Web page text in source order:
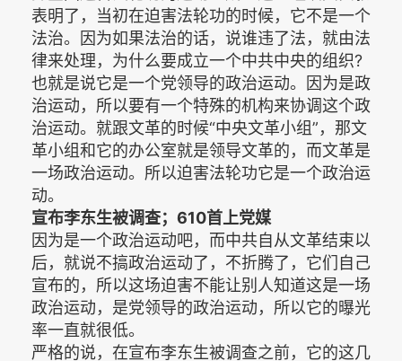
表明了，当初在迫害法轮功的时候，它不是一个
法治。因为如果法治的话，说谁违了法，就由法
律来处理，为什么要成立一个中共中央的组织?
也就是说它是一个党领导的政治运动。因为是政
治运动，所以要有一个特殊的机构来协调这个政
治运动。就跟文革的时候“中央文革小组”，那文
革小组和它的办公室就是领导文革的，而文革是
一场政治运动。所以迫害法轮功它是一个政治运
动。
宣布李东生被调查；610首上党媒
因为是一个政治运动吧，而中共自从文革结束以
后，就说不搞政治运动了，不折腾了，它们自己
宣布的，所以这场迫害不能让别人知道这是一场
政治运动，是党领导的政治运动，所以它的曝光
率一直就很低。
严格的说，在宣布李东生被调查之前，它的这几